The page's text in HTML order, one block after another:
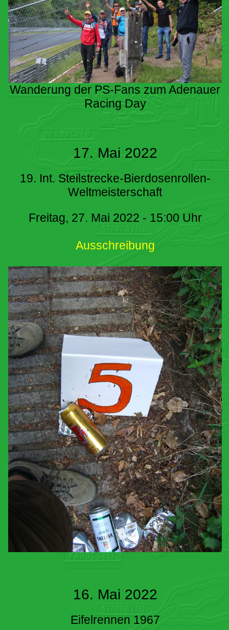
Wanderung der PS-Fans zum Adenauer
Racing Day
17. Mai 2022
19. Int. Steilstrecke-Bierdosenrollen-
Weltmeisterschaft
Freitag, 27. Mai 2022 - 15:00 Uhr
Ausschreibung
16. Mai 2022
Eifelrennen 1967